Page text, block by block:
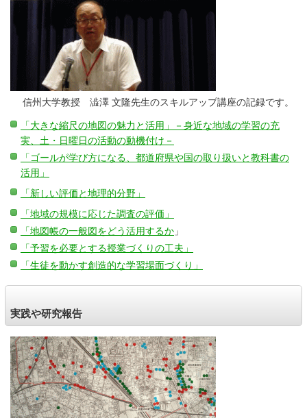
信州大学教授 澁澤 文隆先生のスキルアップ講座の記録です。
「大きな縮尺の地図の魅力と活用」－身近な地域の学習の充
実、土・日曜日の活動の動機付け－
「ゴールが学び方になる、都道府県や国の取り扱いと教科書の
活用」
「新しい評価と地理的分野」
「地域の規模に応じた調査の評価」
「地図帳の一般図をどう活用するか 」
「予習を必要とする授業づくりの工夫」
「生徒を動かす創造的な学習場面づくり」
実践や研究報告